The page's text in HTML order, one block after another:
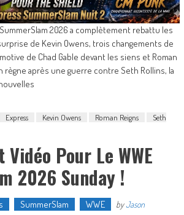
2026 a complètement rebattu les
de Kevin Owens, trois changements de
de Chad Gable devant les siens et Roman
règne après une guerre contre Seth Rollins, la
Express Kevin Owens Roman Reigns
Seth
Pour Le WWE
2026 Sunday !
SummerSlam WWE byJason